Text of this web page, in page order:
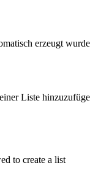
erzeugt wurde
Liste
to create a list